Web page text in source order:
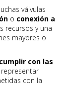
válvulas
o conexión a
recursos y una
mayores o
cumplir con las
con la